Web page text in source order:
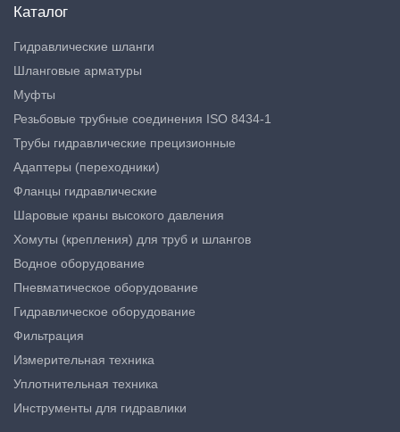
Каталог
Гидравлические шланги
Шланговые арматуры
Муфты
Резьбовые трубные соединения ISO 8434-1
Трубы гидравлические прецизионные
Адаптеры (переходники)
Фланцы гидравлические
Шаровые краны высокого давления
Хомуты (крепления) для труб и шлангов
Водное оборудование
Пневматическое оборудование
Гидравлическое оборудование
Фильтрация
Измерительная техника
Уплотнительная техника
Инструменты для гидравлики